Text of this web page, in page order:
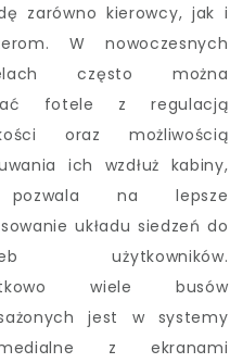
zarówno kierowcy, jak i
W nowoczesnych
często można
fotele z regulacją
oraz możliwością
ich wzdłuż kabiny,
na lepsze
układu siedzeń do
użytkowników.
wiele busów
jest w systemy
z ekranami